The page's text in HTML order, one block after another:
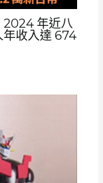
年近八
收入達 674